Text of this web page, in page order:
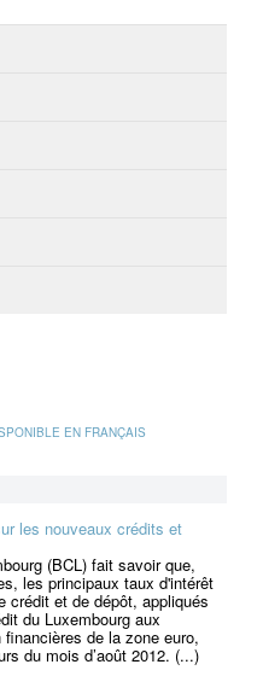
EN FRANÇAIS
les nouveaux crédits et
(BCL) fait savoir que,
les principaux taux d'intérêt
crédit et de dépôt, appliqués
du Luxembourg aux
de la zone euro,
du mois d’août 2012. (...)